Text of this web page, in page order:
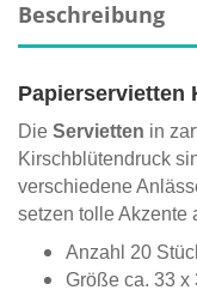
Beschreibung
Papierservietten
Die Servietten in
Kirschblütendruck
verschiedene
setzen tolle Akzente
Anzahl 20
Größe ca. 33 x